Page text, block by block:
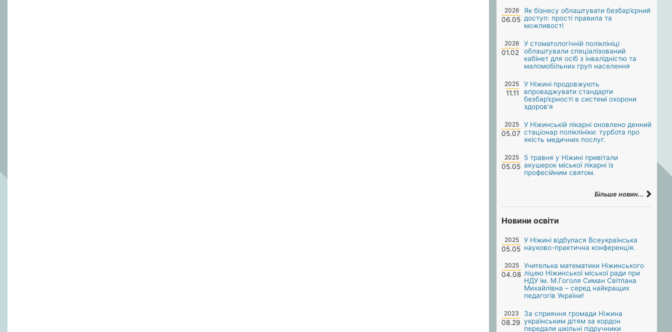
2026
06.05
Як бізнесу облаштувати безбар’єрний
доступ: прості правила та
можливості
2026
01.02
У стоматологічній поліклініці
облаштували спеціалізований
кабінет для осіб з інвалідністю та
маломобільних груп населення
2025
11.11
У Ніжині продовжують
впроваджувати стандарти
безбар’єрності в системі охорони
здоров’я
2025
05.07
У Ніжинській лікарні оновлено денний
стаціонар поліклініки: турбота про
якість медичних послуг.
2025
05.05
5 травня у Ніжині привітали
акушерок міської лікарні із
професійним святом.
Більше новин...
Новини освіти
2025
05.05
У Ніжині відбулася Всеукраїнська
науково-практична конференція.
2025
04.08
Учителька математики Ніжинського
ліцею Ніжинської міської ради при
НДУ ім. М.Гоголя Симан Світлана
Михайлівна – серед найкращих
педагогів України!
2023
08.29
За сприяння громади Ніжина
українським дітям за кордон
передали шкільні підручники